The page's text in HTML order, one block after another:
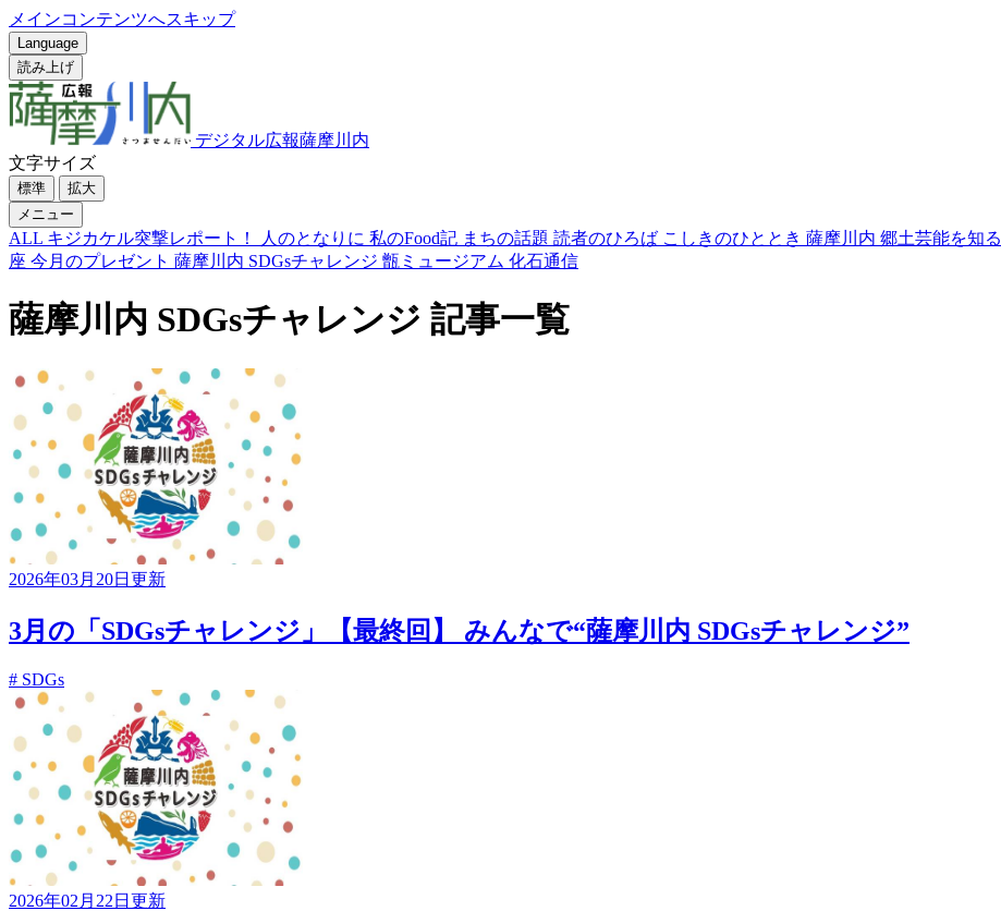
メインコンテンツへスキップ
Language
読み上げ
デジタル広報薩摩川内
文字サイズ
標準
拡大
メニュー
ALL キジカケル突撃レポート！ 人のとなりに 私のFood記 まちの話題 読者のひろば こしきのひととき 薩摩川内 郷土芸能を知る
座 今月のプレゼント 薩摩川内 SDGsチャレンジ 甑ミュージアム 化石通信
薩摩川内 SDGsチャレンジ 記事一覧
2026年03月20日更新
3月の「SDGsチャレンジ」【最終回】 みんなで“薩摩川内 SDGsチャレンジ”
# SDGs
2026年02月22日更新